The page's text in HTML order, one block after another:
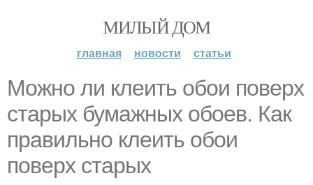
МИЛЫЙ ДОМ
главная новости статьи
Можно ли клеить обои поверх
старых бумажных обоев. Как
правильно клеить обои
поверх старых